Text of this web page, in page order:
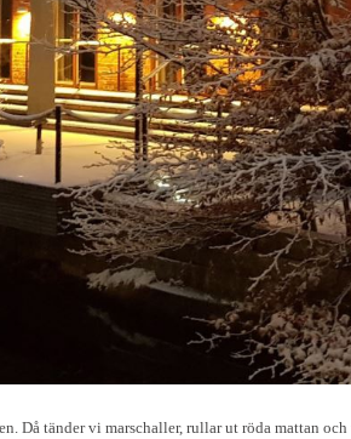
Då tänder vi marschaller, rullar ut röda mattan